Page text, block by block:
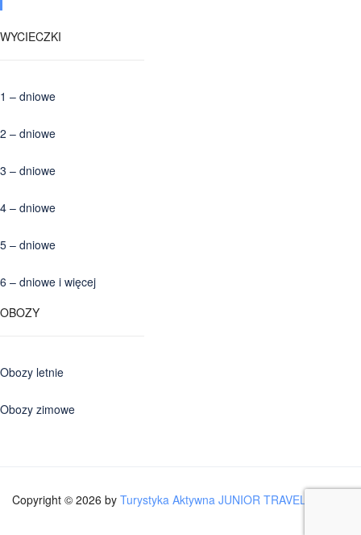
WYCIECZKI
1 – dniowe
2 – dniowe
3 – dniowe
4 – dniowe
5 – dniowe
6 – dniowe i więcej
OBOZY
Obozy letnie
Obozy zimowe
Copyright © 2026 by Turystyka Aktywna JUNIOR TRAVEL